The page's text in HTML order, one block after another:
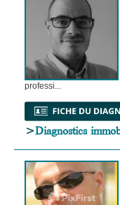
professi...
>Diagnostics